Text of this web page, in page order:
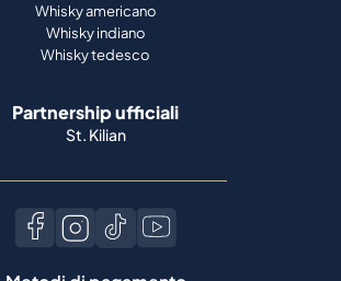
Whisky americano
Whisky indiano
Whisky tedesco
Partnership ufficiali
St. Kilian